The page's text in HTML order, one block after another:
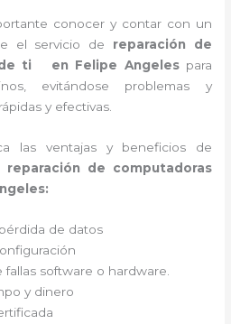
conocer y contar con un
el servicio de reparación de
ti en Felipe Angeles para
evitándose problemas y
y efectivas.
las ventajas y beneficios de
reparación de computadoras
pérdida de datos
fallas software o hardware
y dinero